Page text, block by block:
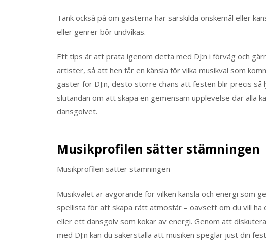
Tänk också på om gästerna har särskilda önskemål eller
eller genrer bör undvikas.
Ett tips är att prata igenom detta med DJ:n i förväg och
artister, så att hen får en känsla för vilka musikval som
gäster för DJ:n, desto större chans att festen blir precis så
slutändan om att skapa en gemensam upplevelse där alla
dansgolvet.
Musikprofilen sätter stämningen
Musikprofilen sätter stämningen
Musikvalet är avgörande för vilken känsla och energi som
spellista för att skapa rätt atmosfär – oavsett om du vill ha
eller ett dansgolv som kokar av energi. Genom att
med DJ:n kan du säkerställa att musiken speglar just din